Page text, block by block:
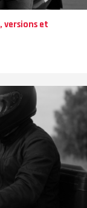
versions et